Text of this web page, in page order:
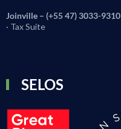
Joinville – (+55 47) 3033-9310
· Tax Suite
SELOS